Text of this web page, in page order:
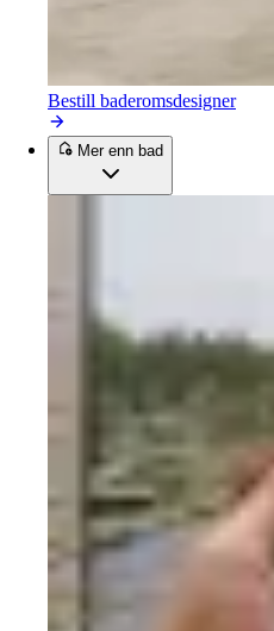
Bestill baderomsdesigner
Mer enn bad